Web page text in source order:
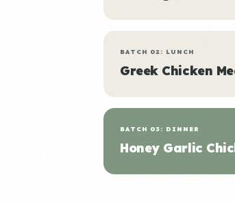
BATCH 02: LUNCH
Greek Chicken
BATCH 03: DINNER
Honey Garlic